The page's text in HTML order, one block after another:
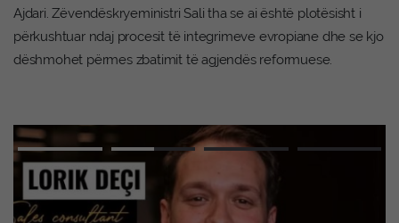
Ajdari. Zëvendëskryeministri Sali tha se ai është plotësisht i
përkushtuar ndaj procesit të integrimeve evropiane dhe se kjo
dëshmohet përmes zbatimit të agjendës reformuese.